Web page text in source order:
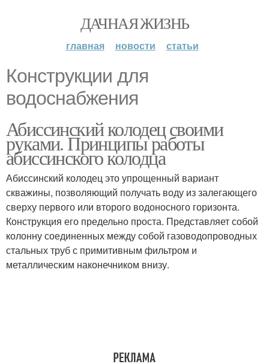
ДАЧНАЯ ЖИЗНЬ
главная новости статьи
Конструкции для
водоснабжения
Абиссинский колодец своими
руками. Принципы работы
абиссинского колодца
Абиссинский колодец это упрощенный вариант
скважины, позволяющий получать воду из залегающего
сверху первого или второго водоносного горизонта.
Конструкция его предельно проста. Представляет собой
колонну соединенных между собой газоводопроводных
стальных труб с примитивным фильтром и
металлическим наконечником внизу.